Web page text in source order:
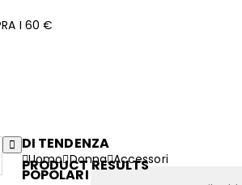
I 60 €
DI TENDENZA
Uomo Donna Accessori
POPOLARI
PRODUCT RESULTS